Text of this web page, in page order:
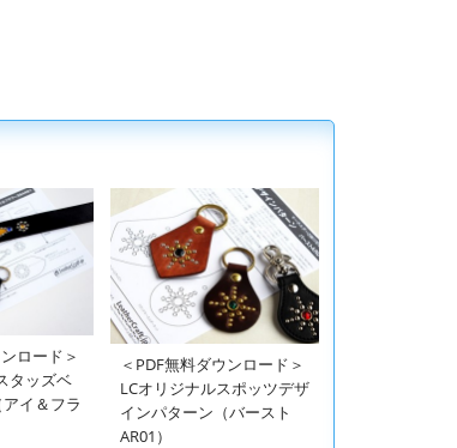
ロード＞
タッズベ
イ＆フラ
＜PDF無料ダウンロード＞
LCオリジナルスポッツデザ
インパターン（バースト
AR01）